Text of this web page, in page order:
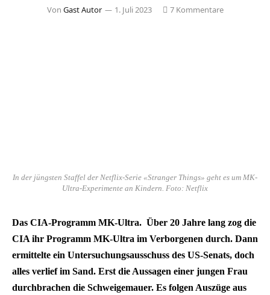
Von Gast Autor 1. Juli 2023 7 Kommentare
In der jüngsten Staffel der Netflix-Serie «Stranger Things» geht es um MK-
Ultra-Experimente an Kindern. Foto: Netflix
Das CIA-Programm MK-Ultra. Über 20 Jahre lang zog die
CIA ihr Programm MK-Ultra im Verborgenen durch. Dann
ermittelte ein Untersuchungsausschuss des US-Senats, doch
alles verlief im Sand. Erst die Aussagen einer jungen Frau
durchbrachen die Schweigemauer. Es folgen Auszüge aus